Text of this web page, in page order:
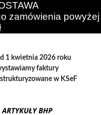
zamówienia powyżej
1 kwietnia 2026 roku
faktury
w KSeF